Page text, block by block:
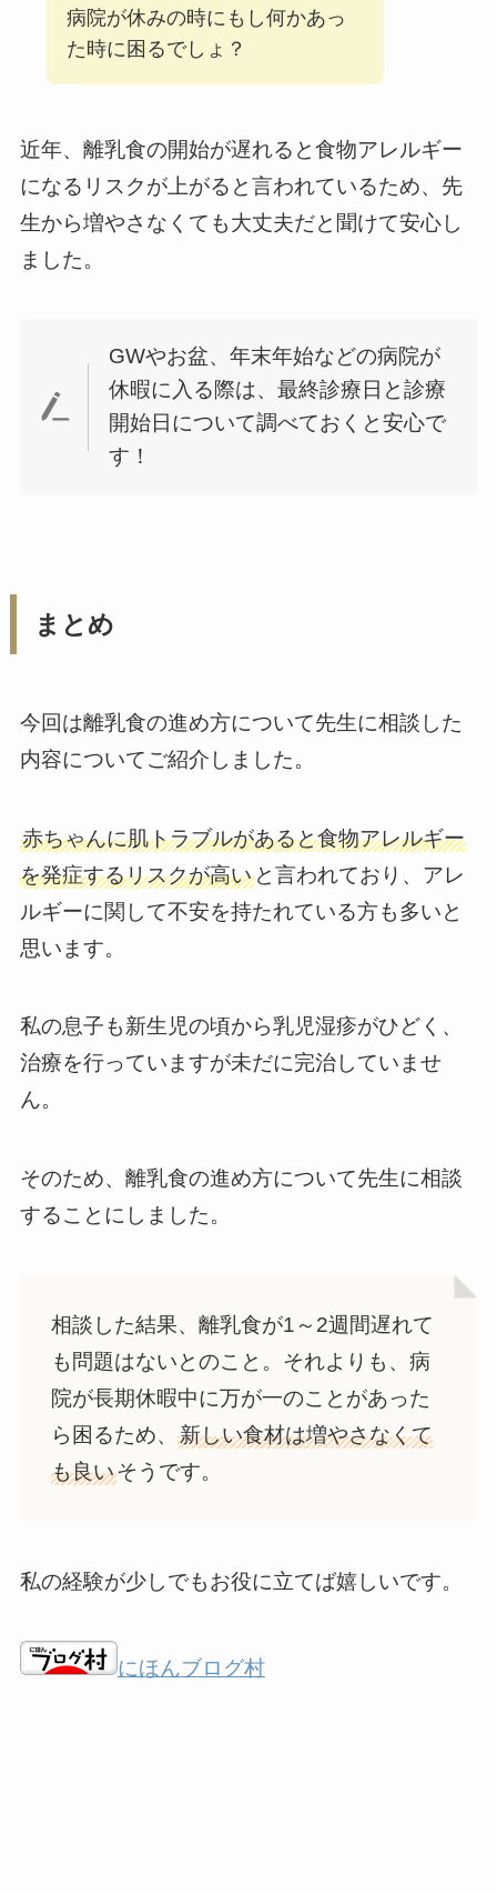
病院が休みの時にもし何かあっ
た時に困るでしょ？
近年、離乳食の開始が遅れると食物アレルギー
になるリスクが上がると言われているため、先
生から増やさなくても大丈夫だと聞けて安心し
ました。
GWやお盆、年末年始などの病院が
休暇に入る際は、最終診療日と診療
開始日について調べておくと安心で
す！
まとめ
今回は離乳食の進め方について先生に相談した
内容についてご紹介しました。
赤ちゃんに肌トラブルがあると食物アレルギー
を発症するリスクが高いと言われており、アレ
ルギーに関して不安を持たれている方も多いと
思います。
私の息子も新生児の頃から乳児湿疹がひどく、
治療を行っていますが未だに完治していませ
ん。
そのため、離乳食の進め方について先生に相談
することにしました。
相談した結果、離乳食が1～2週間遅れて
も問題はないとのこと。それよりも、病
院が長期休暇中に万が一のことがあった
ら困るため、新しい食材は増やさなくて
も良いそうです。
私の経験が少しでもお役に立てば嬉しいです。
にほんブログ村